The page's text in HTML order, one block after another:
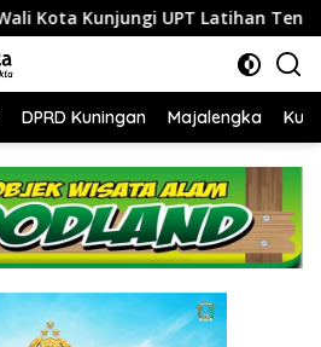
Tenaga Kerja, Siapkan SDM
DPRD Kuningan Majalengka